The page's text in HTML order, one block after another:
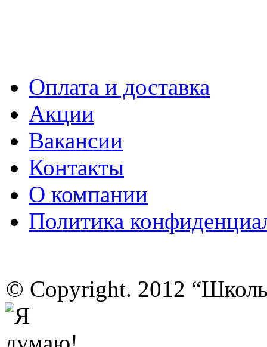
Оплата и доставка
Акции
Вакансии
Контакты
О компании
Политика
© Copyright. 2012